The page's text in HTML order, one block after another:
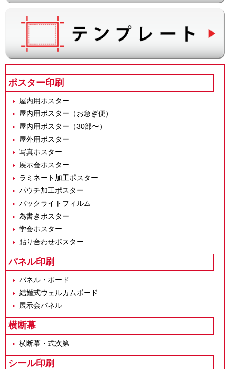
ポスター印刷
屋内用ポスター
屋内用ポスター（お急ぎ便）
屋内用ポスター（30部〜）
屋外用ポスター
写真ポスター
展示会ポスター
ラミネート加工ポスター
パウチ加工ポスター
バックライトフィルム
為書きポスター
学会ポスター
貼り合わせポスター
パネル印刷
パネル・ボード
結婚式ウェルカムボード
展示会パネル
横断幕
横断幕・式次第
シール印刷